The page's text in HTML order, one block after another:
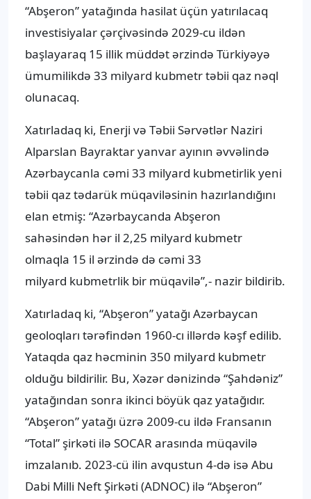
“Abşeron” yatağında hasilat üçün yatırılacaq
investisiyalar çərçivəsində 2029-cu ildən
başlayaraq 15 illik müddət ərzində Türkiyəyə
ümumilikdə 33 milyard kubmetr təbii qaz nəql
olunacaq.
Xatırladaq ki, Enerji və Təbii Sərvətlər Naziri
Alparslan Bayraktar yanvar ayının əvvəlində
Azərbaycanla cəmi 33 milyard kubmetirlik yeni
təbii qaz tədarük müqaviləsinin hazırlandığını
elan etmiş: “Azərbaycanda Abşeron
sahəsindən hər il 2,25 milyard kubmetr
olmaqla 15 il ərzində də cəmi 33
milyard kubmetrlik bir müqavilə”,- nazir bildirib.
Xatırladaq ki, “Abşeron” yatağı Azərbaycan
geoloqları tərəfindən 1960-cı illərdə kəşf edilib.
Yataqda qaz həcminin 350 milyard kubmetr
olduğu bildirilir. Bu, Xəzər dənizində “Şahdəniz”
yatağından sonra ikinci böyük qaz yatağıdır.
“Abşeron” yatağı üzrə 2009-cu ildə Fransanın
“Total” şirkəti ilə SOCAR arasında müqavilə
imzalanıb. 2023-cü ilin avqustun 4-də isə Abu
Dabi Milli Neft Şirkəti (ADNOC) ilə “Abşeron”